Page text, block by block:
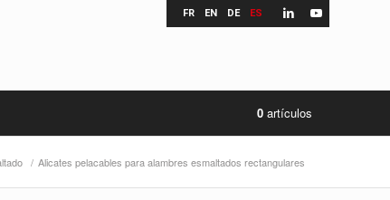
FR EN DE ES
0 artículos
/ Alicates pelacables para alambres esmaltados rectangulares